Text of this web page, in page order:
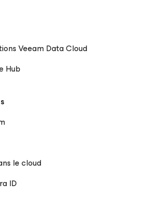
Veeam Data Cloud
Hub
le cloud
ID